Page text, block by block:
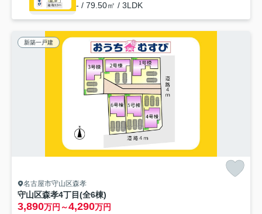
- / 79.50㎡ / 3LDK
新築一戸建
名古屋市守山区森孝
守山区森孝4丁目(全6棟)
3,890万円～4,290万円